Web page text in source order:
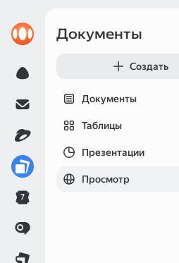
7
Документы
Создать
Документы
Таблицы
Презентации
Просмотр